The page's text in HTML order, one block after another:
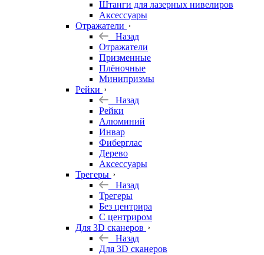
Штанги для лазерных нивелиров
Аксессуары
Отражатели
Назад
Отражатели
Призменные
Плёночные
Минипризмы
Рейки
Назад
Рейки
Алюминий
Инвар
Фиберглас
Дерево
Аксессуары
Трегеры
Назад
Трегеры
Без центрира
С центриром
Для 3D сканеров
Назад
Для 3D сканеров